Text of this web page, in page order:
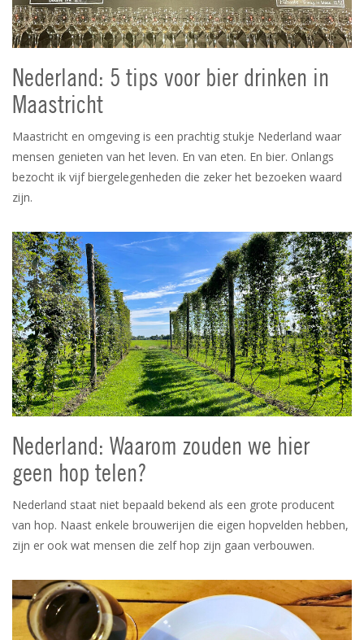
Nederland: 5 tips voor bier drinken in
Maastricht
Maastricht en omgeving is een prachtig stukje Nederland waar
mensen genieten van het leven. En van eten. En bier. Onlangs
bezocht ik vijf biergelegenheden die zeker het bezoeken waard
zijn.
Nederland: Waarom zouden we hier
geen hop telen?
Nederland staat niet bepaald bekend als een grote producent
van hop. Naast enkele brouwerijen die eigen hopvelden hebben,
zijn er ook wat mensen die zelf hop zijn gaan verbouwen.